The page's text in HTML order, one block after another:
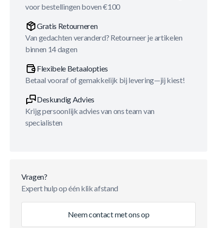
voor bestellingen boven €100
Gratis Retourneren
Van gedachten veranderd? Retourneer je artikelen
binnen 14 dagen
Flexibele Betaalopties
Betaal vooraf of gemakkelijk bij levering—jij kiest!
Deskundig Advies
Krijg persoonlijk advies van ons team van
specialisten
Vragen?
Expert hulp op één klik afstand
Neem contact met ons op